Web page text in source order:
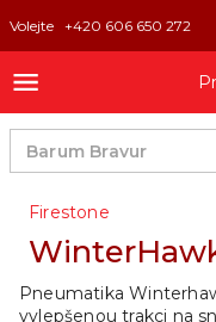
Volejte +420 606 650 272
Firestone
Pneumatika
vylepšenou trakci na